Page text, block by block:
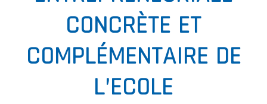
CONCRÈTE ET
COMPLÉMENTAIRE DE
L’ECOLE